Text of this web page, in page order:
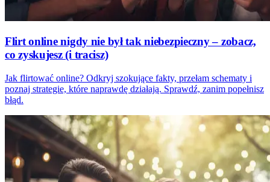
Flirt online nigdy nie był tak niebezpieczny – zobacz,
co zyskujesz (i tracisz)
Jak flirtować online? Odkryj szokujące fakty, przełam schematy i
poznaj strategie, które naprawdę działają. Sprawdź, zanim popełnisz
błąd.